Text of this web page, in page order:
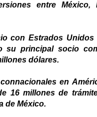
entre
con Estrados
su principal socio
dólares.
en
16 millones de
de México.